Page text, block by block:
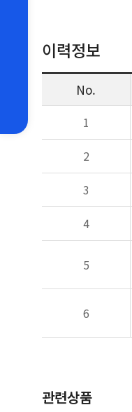
이력정보
No.
1
2
3
4
5
6
관련상품